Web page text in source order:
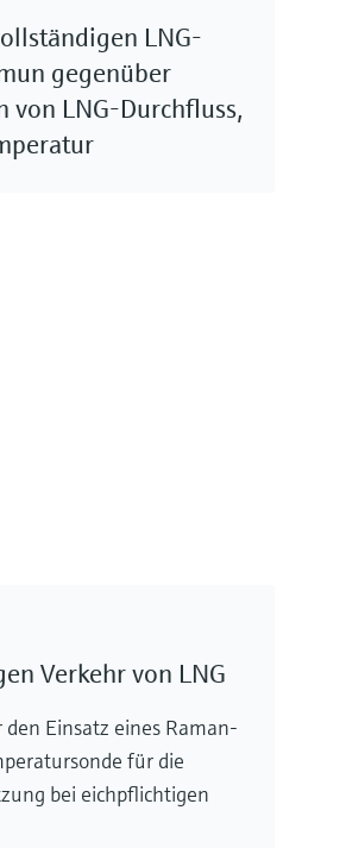
LNG-
gegenüber
von LNG-Durchfluss,
Verkehr von LNG
den Einsatz eines Raman-
für die
bei eichpflichtigen